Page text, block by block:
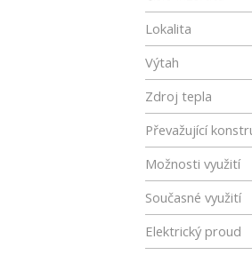
Lokalita
Výtah
Zdroj tepla
Převažující
Možnosti využití
Současné využití
Elektrický proud